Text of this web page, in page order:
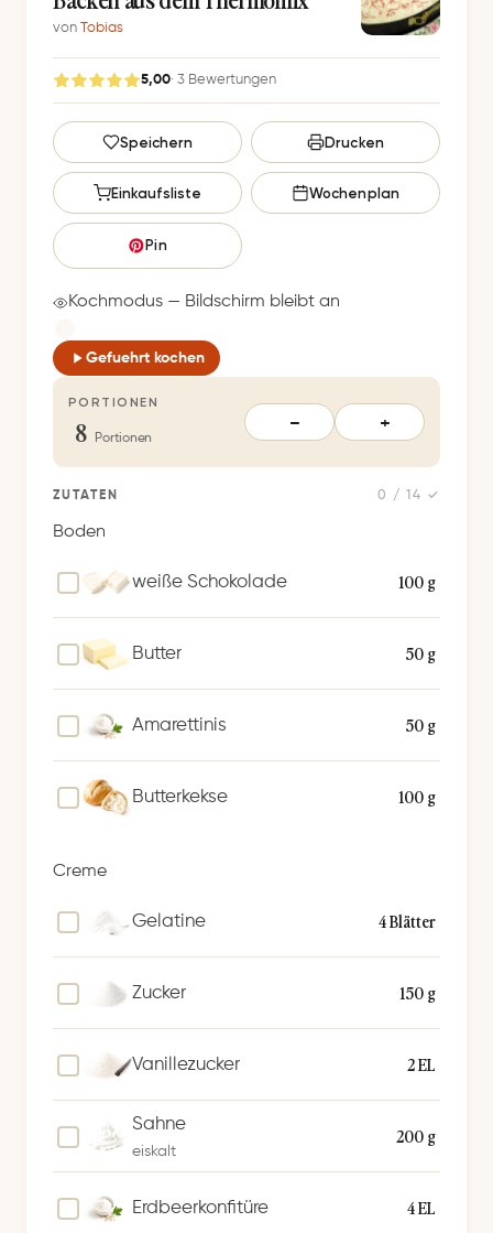
von Tobias
5,00· 3 Bewertungen
G
e
s
e
c
e
r
p
e
i
h
n
Speichern Drucken
Einkaufsliste Wochenplan
Pin
Kochmodus — Bildschirm bleibt an
Gefuehrt kochen
PORTIONEN
8 Portionen
− +
ZUTATEN 0 / 14 ✓
Boden
100 g
weiße Schokolade
50 g
Butter
50 g
Amarettinis
100 g
Butterkekse
Creme
4 Blätter
Gelatine
150 g
Zucker
2 EL
Vanillezucker
200 g
Sahne
eiskalt
4 EL
Erdbeerkonfitüre